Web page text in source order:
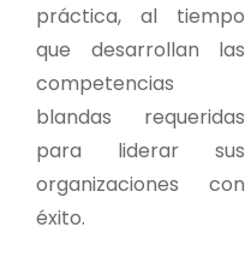
práctica, al tiempo
que desarrollan las
competencias
blandas requeridas
para liderar sus
organizaciones con
éxito.